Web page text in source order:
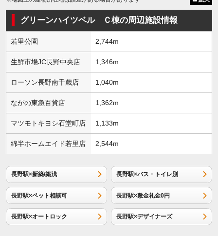
グリーンハイツベル Ｃ棟の周辺施設情報
若里公園 2,744m
生鮮市場JC長野中央店 1,346m
ローソン長野南千歳店 1,040m
ながの東急百貨店 1,362m
マツモトキヨシ石堂町店 1,133m
綿半ホームエイド若里店 2,544m
長野駅×新築/築浅 長野駅×バス・トイレ別
長野駅×ペット相談可 長野駅×敷金礼金0円
長野駅×オートロック 長野駅×デザイナーズ